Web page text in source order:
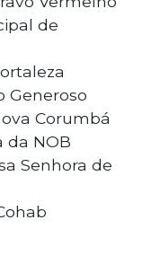
de
Generoso
Corumbá
da NOB
Senhora de